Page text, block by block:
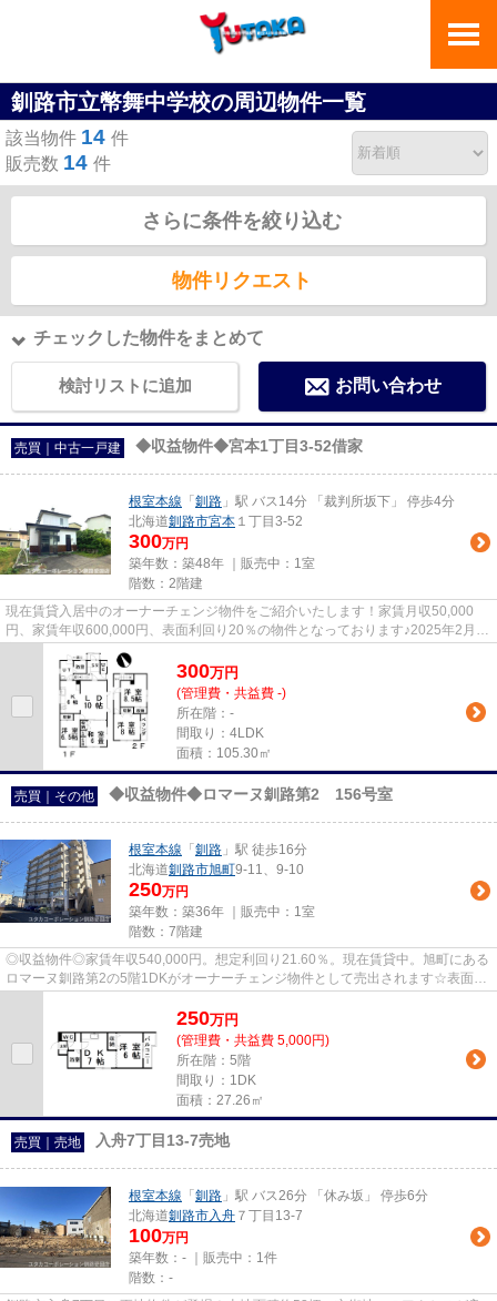
釧路市立幣舞中学校の周辺物件一覧
該当物件 14 件
販売数 14 件
さらに条件を絞り込む
物件リクエスト
チェックした物件をまとめて
検討リストに追加 お問い合わせ
売買｜中古一戸建 ◆収益物件◆宮本1丁目3-52借家
根室本線 「 釧路 」駅 バス14分 「裁判所坂下」 停歩4分
北海道釧路市宮本 １丁目3-52
300万円
築年数：築48年 ｜販売中： 1室
階数：2階建
現在賃貸入居中のオーナーチェンジ物件をご紹介いたします！家賃月収50,000
円、家賃年収600,000円、表面利回り20％の物件となっております♪2025年2月売
主様にて一部、フロアと壁紙の張...
300万円
(管理費・共益費 -)
所在階：-
間取り：4LDK
面積：105.30㎡
売買｜その他 ◆収益物件◆ロマーヌ釧路第2 156号室
根室本線 「 釧路 」駅 徒歩16分
北海道釧路市旭町9-11、9-10
250万円
築年数：築36年 ｜販売中： 1室
階数：7階建
◎収益物件◎家賃年収540,000円。想定利回り21.60％。現在賃貸中。旭町にある
ロマーヌ釧路第2の5階1DKがオーナーチェンジ物件として売出されます☆表面利
250万円
(管理費・共益費 5,000円)
所在階：5階
間取り：1DK
面積：27.26㎡
売買｜売地 入舟7丁目13-7売地
根室本線 「 釧路 」駅 バス26分 「休み坂」 停歩6分
北海道釧路市入舟 ７丁目13-7
100万円
築年数：- ｜販売中： 1件
階数：-